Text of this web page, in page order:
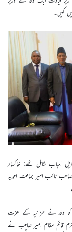
کیں۔
احباب شامل تھے: خاکسار
نائب امیر جماعت احمدیہ
سے ملاقات (۲۱؍اپریل):مورخہ ۲۱؍اپریل کو وفد نے تنزانیہ کے عزت
قائم مقام امیر صاحب نے